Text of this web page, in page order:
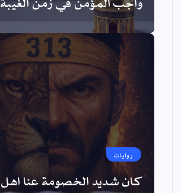
روايات
كان شديد الخصومة عنا